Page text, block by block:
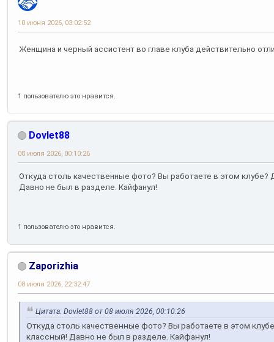
10 июня 2026, 03:02:52
Женщина и черный ассистент во главе клуба действительно
1 пользователю это нравится.
Dovlet88
08 июля 2026, 00:10:26
Откуда столь качественные фото? Вы работаете в этом клубе?
Давно не был в разделе. Кайфанул!
1 пользователю это нравится.
Zaporizhia
08 июля 2026, 22:32:47
Цитата: Dovlet88 от 08 июля 2026, 00:10:26
Откуда столь качественные фото? Вы работаете в этом
классный! Давно не был в разделе. Кайфанул!